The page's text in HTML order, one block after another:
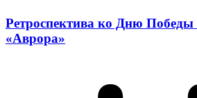
Ретроспектива ко Дню Победы
«Аврора»